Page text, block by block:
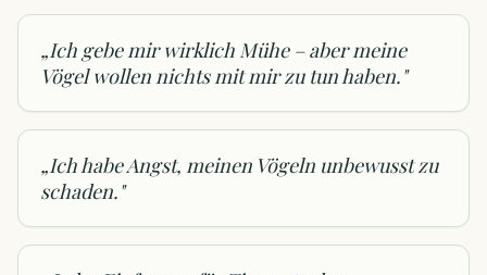
„Ich gebe mir wirklich Mühe – aber meine
Vögel wollen nichts mit mir zu tun haben."
„Ich habe Angst, meinen Vögeln unbewusst zu
schaden."